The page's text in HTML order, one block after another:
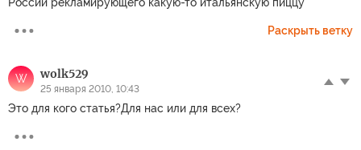
Раскрыть ветку
W wolk529
25 января 2010, 10:43
Это для кого статья?Для нас или для всех?